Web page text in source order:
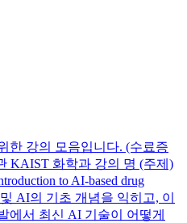
한 강의 모음입니다. (수료증
KAIST 화학과 강의 명 (주제)
to AI-based drug
AI의 기초 개념을 익히고, 이
에서 최신 AI 기술이 어떻게